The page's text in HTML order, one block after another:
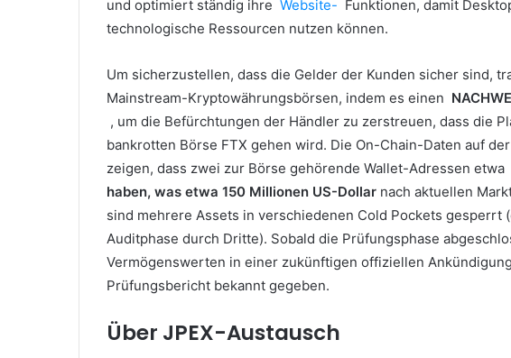
und optimiert ständig ihre Website- Funktionen, damit
technologische Ressourcen nutzen können.
Um sicherzustellen, dass die Gelder der Kunden sicher sind,
Mainstream-Kryptowährungsbörsen, indem es einen
, um die Befürchtungen der Händler zu zerstreuen, dass die
bankrotten Börse FTX gehen wird. Die On-Chain-Daten auf
zeigen, dass zwei zur Börse gehörende Wallet-Adressen etwa
haben, was etwa 150 Millionen US-Dollar nach aktuellen
sind mehrere Assets in verschiedenen Cold Pockets gesperrt
Auditphase durch Dritte). Sobald die Prüfungsphase
Vermögenswerten in einer zukünftigen offiziellen
Prüfungsbericht bekannt gegeben.
Über JPEX-Austausch